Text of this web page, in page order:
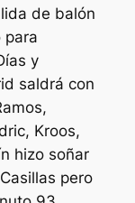
de balón
para
y
saldrá con
Kroos,
hizo soñar
pero